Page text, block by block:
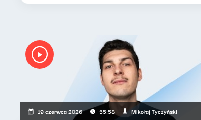
19 czerwca 2026 55:58 Mikołaj Tyczyński